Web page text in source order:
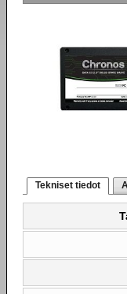
Tekniset tiedot